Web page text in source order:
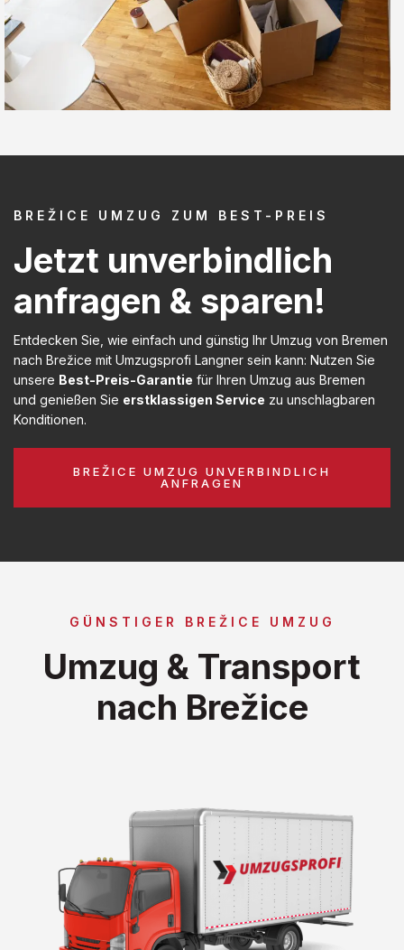
BREŽICE UMZUG ZUM BEST-PREIS
Jetzt unverbindlich
anfragen & sparen!
Entdecken Sie, wie einfach und günstig Ihr Umzug von Bremen
nach Brežice mit Umzugsprofi Langner sein kann: Nutzen Sie
unsere Best-Preis-Garantie für Ihren Umzug aus Bremen
und genießen Sie erstklassigen Service zu unschlagbaren
Konditionen.
BREŽICE UMZUG UNVERBINDLICH
ANFRAGEN
GÜNSTIGER BREŽICE UMZUG
Umzug & Transport
nach Brežice